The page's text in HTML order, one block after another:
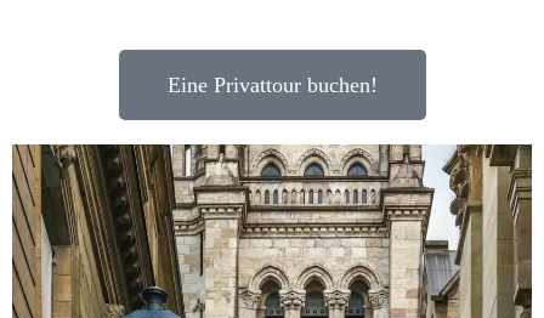
Eine Privattour buchen!